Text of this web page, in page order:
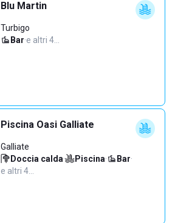
Blu Martin
Turbigo
Bar·e altri 4…
Piscina Oasi Galliate
Galliate
Doccia calda· Piscina· Bar·
e altri 4…